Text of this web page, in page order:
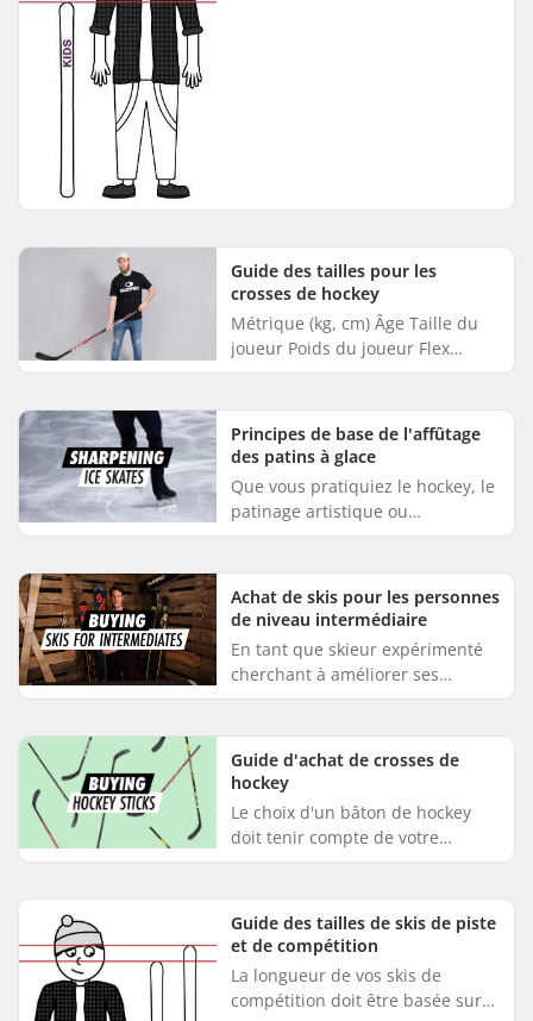
Guide des tailles pour les
crosses de hockey
Métrique (kg, cm) Âge Taille du
joueur Poids du joueur Flex
recommandé 7 - 13 130 - 155 30 -
55 45 - 65 11 - 14 155 ...
Principes de base de l'affûtage
des patins à glace
Que vous pratiquiez le hockey, le
patinage artistique ou
simplement le patinage de loisir,
patins artistiques est cruc...
Achat de skis pour les personnes
de niveau intermédiaire
En tant que skieur expérimenté
cherchant à améliorer ses
capacités, le guide suivant peut
adaptés à votre niveau de comp...
Guide d'achat de crosses de
hockey
Le choix d'un bâton de hockey
doit tenir compte de votre
niveau, de votre taille et de votre
de la taille, de la flexib...
Guide des tailles de skis de piste
et de compétition
La longueur de vos skis de
compétition doit être basée sur